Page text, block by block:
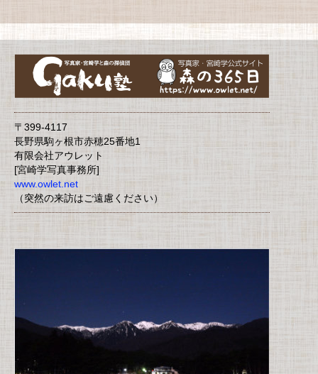
〒399-4117
長野県駒ヶ根市赤穂25番地1
有限会社アウレット
[宮崎学写真事務所]
www.owlet.net
（突然の来訪はご遠慮ください）